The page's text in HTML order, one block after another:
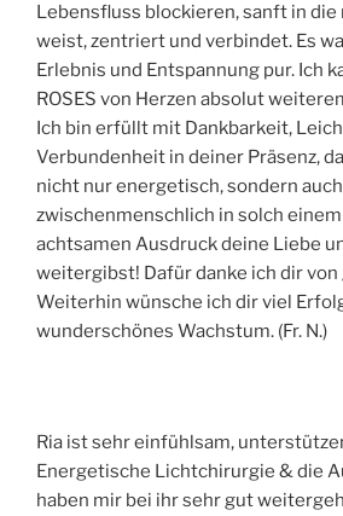
Lebensfluss blockieren, sanft in
weist, zentriert und verbindet. Es
Erlebnis und Entspannung pur. Ich
ROSES von Herzen absolut
Ich bin erfüllt mit Dankbarkeit,
Verbundenheit in deiner Präsenz,
nicht nur energetisch, sondern auch
zwischenmenschlich in solch
achtsamen Ausdruck deine Liebe
weitergibst! Dafür danke ich dir von
Weiterhin wünsche ich dir viel
wunderschönes Wachstum. (Fr. N.)
Ria ist sehr einfühlsam,
Energetische Lichtchirurgie & die
haben mir bei ihr sehr gut